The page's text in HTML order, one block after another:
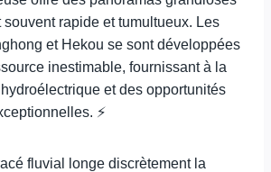
rapide et tumultueux. Les
et Hekou se sont développées
inestimable, fournissant à la
et des opportunités
⚡
fluvial longe discrètement la